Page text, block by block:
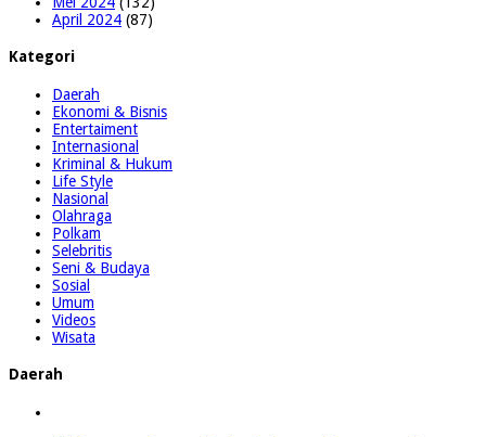
April 2024 (87)
Kategori
Daerah
Ekonomi & Bisnis
Entertaiment
Internasional
Kriminal & Hukum
Life Style
Nasional
Olahraga
Polkam
Selebritis
Seni & Budaya
Sosial
Umum
Videos
Wisata
Daerah